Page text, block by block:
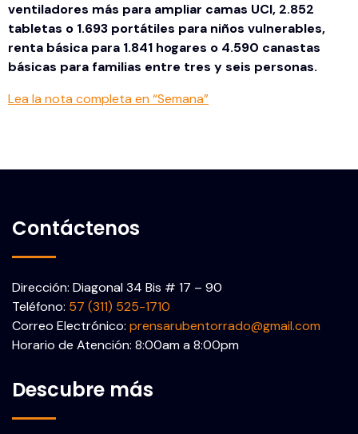
ventiladores más para ampliar camas UCI, 2.852
tabletas o 1.693 portátiles para niños vulnerables,
renta básica para 1.841 hogares o 4.590 canastas
básicas para familias entre tres y seis personas.
Lea la nota completa en “Semana”
Contáctenos
Dirección: Diagonal 34 Bis # 17 – 90
Teléfono: 57 (311) 525-1710
Correo Electrónico: prensarubentorrado@gmail.com
Horario de Atención: 8:00am a 8:00pm
Descubre más